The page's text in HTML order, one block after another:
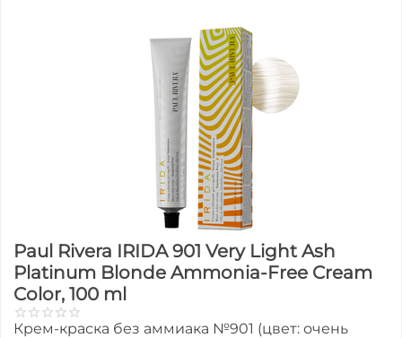
Paul Rivera IRIDA 901 Very Light Ash
Platinum Blonde Ammonia-Free Cream
Color, 100 ml
Крем-краска без аммиака №901 (цвет: очень